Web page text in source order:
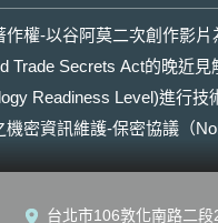
確保頻譜
線通訊基
施包含訂
波（
至
頻譜釋照
的發展等。 依據本法要
依本法第
權-以谷阿莫二次創作影片
Trade Secrets Act的晚近見
Readiness Level)進行技
密資訊維護-保密協議（
台北市106敦化南路二